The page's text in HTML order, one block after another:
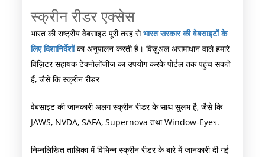
स्क्रीन रीडर एक्सेस
भारत की राष्ट्रीय वेबसाइट पूरी तरह सेभारत सरकार की वेबसाइटों के
लिए दिशानिर्देशों का अनुपालन करती है। विज़ुअल असमाधान वाले हमारे
विज़िटर सहायक टेक्नोलॉजीज का उपयोग करके पोर्टल तक पहुंच सकते
हैं, जैसे कि स्क्रीन रीडर
वेबसाइट की जानकारी अलग स्क्रीन रीडर के साथ सुलभ है, जैसे कि
JAWS, NVDA, SAFA, Supernova तथा Window-Eyes.
निम्नलिखित तालिका में विभिन्न स्क्रीन रीडर के बारे में जानकारी दी गई